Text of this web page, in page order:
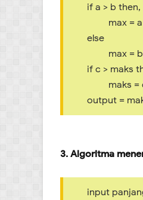
if a > b then,
max = a
else
max = b
if c > maks
maks =
output =
3. Algoritma
input